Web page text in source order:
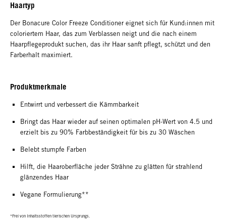
Haartyp
Der Bonacure Color Freeze Conditioner eignet sich für Kund:innen mit
coloriertem Haar, das zum Verblassen neigt und die nach einem
Haarpflegeprodukt suchen, das ihr Haar sanft pflegt, schützt und den
Farberhalt maximiert.
Produktmerkmale
Entwirrt und verbessert die Kämmbarkeit
Bringt das Haar wieder auf seinen optimalen pH-Wert von 4.5 und
erzielt bis zu 90% Farbbeständigkeit für bis zu 30 Wäschen
Belebt stumpfe Farben
Hilft, die Haaroberfläche jeder Strähne zu glätten für strahlend
glänzendes Haar
Vegane Formulierung**
*Frei von Inhaltsstoffen tierischen Ursprungs.